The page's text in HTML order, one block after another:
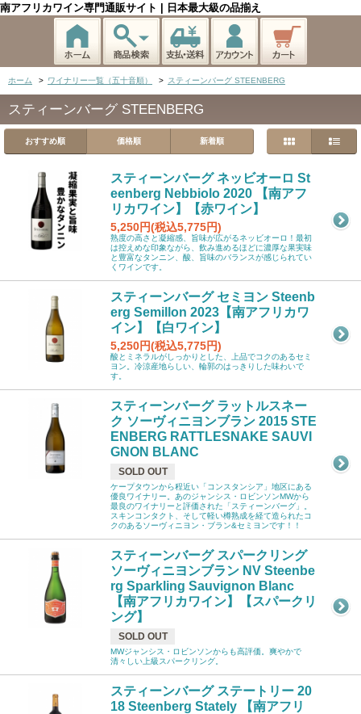
南アフリカワイン専門通販サイト | 日本最大級の品揃え
ホーム > ワイナリー一覧（五十音順） > スティーンバーグ STEENBERG
スティーンバーグ STEENBERG
おすすめ順 価格順 新着順
スティーンバーグ ネッビオーロ St
eenberg Nebbiolo 2020 【南アフ
リカワイン】【赤ワイン】
5,250円(税込5,775円)
熟度の高さと凝縮感、旨味が広がるネッビオーロ！最初
は控えめな印象ながら、飲み進めるほどに濃厚な果実味
と豊富なタンニン、酸、旨味のバランスが感じられてい
くワインです。
スティーンバーグ セミヨン Steenb
erg Semillon 2023【南アフリカワ
イン】【白ワイン】
5,250円(税込5,775円)
酸とミネラルがしっかりとした、上品でコクのあるセミ
ヨン。冷涼産地らしい、輪郭のはっきりした味わいで
す。
スティーンバーグ ラットルスネー
ク ソーヴィニヨンブラン 2015 STE
ENBERG RATTLESNAKE SAUVI
GNON BLANC
SOLD OUT
ケープタウンから程近い「コンスタンシア」地区にある
優良ワイナリー。あのジャンシス・ロビンソンMWから
最良のワイナリーと評価された「スティーンバーグ」。
スキンコンタクト、そして軽い樽熟成を経て造られたコ
クのあるソーヴィニヨン・ブラン&セミヨンです！！
スティーンバーグ スパークリング
ソーヴィニヨンブラン NV Steenbe
rg Sparkling Sauvignon Blanc
【南アフリカワイン】【スパークリ
ング】
SOLD OUT
MWジャンシス・ロビンソンからも高評価。爽やかで
清々しい上級スパークリング。
スティーンバーグ ステートリー 20
18 Steenberg Stately 【南アフリ